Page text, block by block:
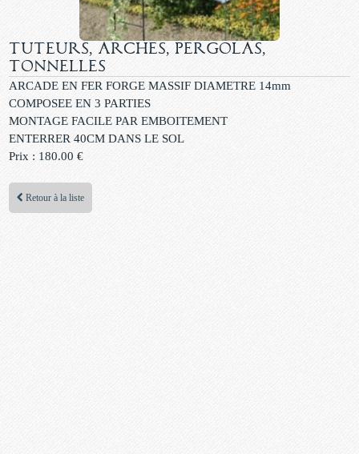
TUTEURS, ARCHES, PERGOLAS,
TONNELLES
ARCADE EN FER FORGE MASSIF DIAMETRE 14mm
COMPOSEE EN 3 PARTIES
MONTAGE FACILE PAR EMBOITEMENT
ENTERRER 40CM DANS LE SOL
Prix : 180.00 €
Retour à la liste